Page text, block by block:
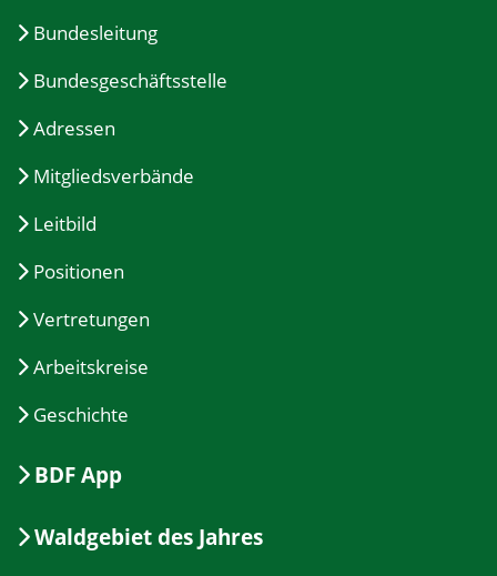
Bundesleitung
Bundesgeschäftsstelle
Adressen
Mitgliedsverbände
Leitbild
Positionen
Vertretungen
Arbeitskreise
Geschichte
BDF App
Waldgebiet des Jahres